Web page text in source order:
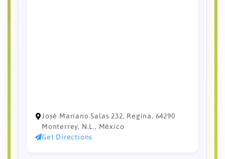
José Mariano Salas 232, Regina, 64290
Monterrey, N.L., México
Get Directions